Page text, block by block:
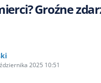
Groźne
2025 10:51